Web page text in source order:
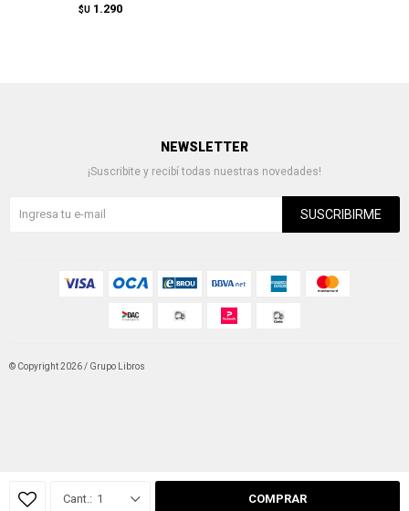
1 COMPRAR
$U 1.290
NEWSLETTER
¡Suscribite y recibí todas nuestras novedades!
SUSCRIBIRME
© Copyright 2026 / Grupo Libros